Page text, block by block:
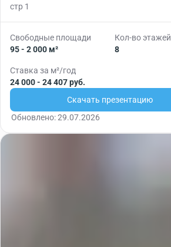
стр 1
Свободные площади
95 - 2 000 м²
Кол-во этажей
8
Ставка за м²/год
24 000 - 24 407 руб.
Скачать презентацию
Обновлено: 29.07.2026